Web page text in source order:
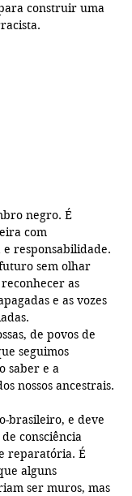
construir uma
negro. É
com
responsabilidade.
sem olhar
as
e as vozes
de povos de
seguimos
saber e a
nossos ancestrais.
brasileiro, e deve
consciência
reparatória. É
alguns
ser muros, mas